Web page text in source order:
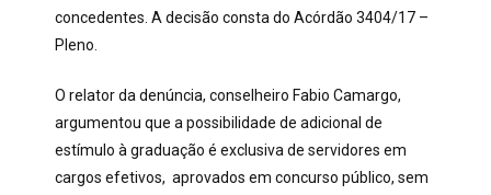
concedentes. A decisão consta do Acórdão 3404/17 –
Pleno.
O relator da denúncia, conselheiro Fabio Camargo,
argumentou que a possibilidade de adicional de
estímulo à graduação é exclusiva de servidores em
cargos efetivos, aprovados em concurso público, sem